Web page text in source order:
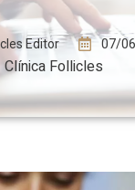
Editor 07/
Clínica Follicles